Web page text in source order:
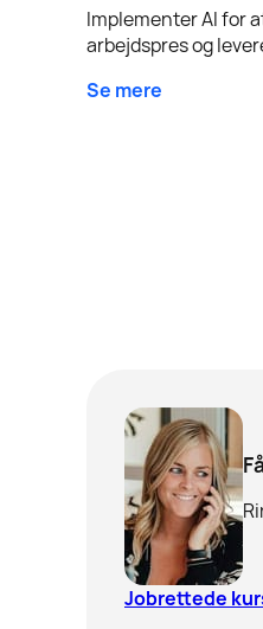
Implementer AI for
arbejdspres og
Se mere
Jobrettede